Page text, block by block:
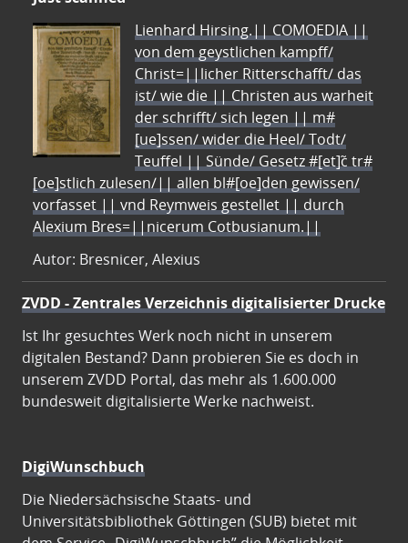
Lienhard Hirsing.|| COMOEDIA ||
von dem geystlichen kampff/
Christ=||licher Ritterschafft/ das
ist/ wie die || Christen aus warheit
der schrifft/ sich legen || m#
[ue]ssen/ wider die Heel/ Todt/
Teuffel || Sünde/ Gesetz #[et]c̃ tr#
[oe]stlich zulesen/|| allen bl#[oe]den gewissen/
vorfasset || vnd Reymweis gestellet || durch
Alexium Bres=||nicerum Cotbusianum.||
Autor: Bresnicer, Alexius
ZVDD - Zentrales Verzeichnis digitalisierter Drucke
Ist Ihr gesuchtes Werk noch nicht in unserem
digitalen Bestand? Dann probieren Sie es doch in
unserem ZVDD Portal, das mehr als 1.600.000
bundesweit digitalisierte Werke nachweist.
DigiWunschbuch
Die Niedersächsische Staats- und
Universitätsbibliothek Göttingen (SUB) bietet mit